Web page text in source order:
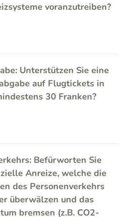
voranzutreiben?
Unterstützen Sie eine
auf Flugtickets in
30 Franken?
Befürworten Sie
Anreize, welche die
des Personenverkehrs
überwälzen und das
bremsen (z.B. CO2-